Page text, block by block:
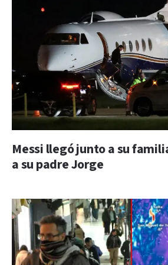
Messi llegó junto a su
a su padre Jorge